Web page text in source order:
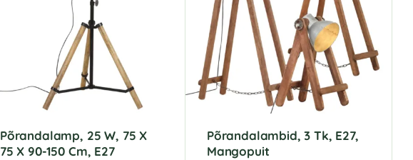
Põrandalamp, 25 W, 75 X
75 X 90-150 Cm, E27
Põrandalambid, 3 Tk, E27,
Mangopuit